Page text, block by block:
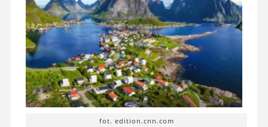
fot. edition.cnn.com